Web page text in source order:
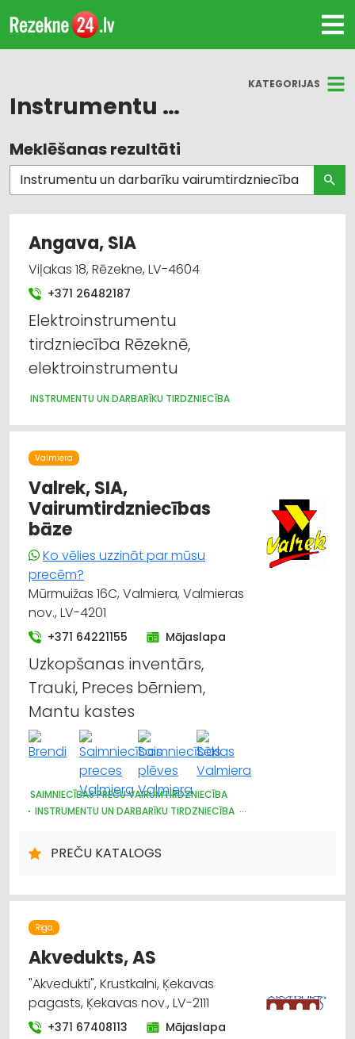
KATEGORIJAS
Instrumentu un darbarīku vairumtirdzniecība
Visas nozares
Instrumentu un darbarīku tirdzniecība
Celtniecības un remonta darbi
Apdares materiāli: tirdzniecība
Apdares materiāli: vairumtirdzniecība
Būvmateriālu, būvkonstrukciju
vairumtirdzniecība
Apdares materiāli: grīdas segumi
Apdares darbi
Auto ķīmija, auto krāsas
Durvis, logi
Meklēšanas rezultāti
Angava, SIA
Viļakas 18, Rēzekne, LV-4604
+371 26482187
Elektroinstrumentu
tirdzniecība Rēzeknē,
elektroinstrumentu
INSTRUMENTU UN DARBARĪKU TIRDZNIECĪBA
Valmiera
Valrek, SIA,
Vairumtirdzniecības
bāze
Ko vēlies uzzināt par mūsu
precēm?
Mūrmuižas 16C, Valmiera, Valmieras
nov., LV-4201
+371 64221155 Mājaslapa
Uzkopšanas inventārs,
Trauki, Preces bērniem,
Mantu kastes
SAIMNIECĪBAS PREČU VAIRUMTIRDZNIECĪBA
INSTRUMENTU UN DARBARĪKU TIRDZNIECĪBA
UN APAVI; TIRDZNIECĪBA
PREČU KATALOGS
Rīga
Akvedukts, AS
"Akvedukti", Krustkalni, Ķekavas
pagasts, Ķekavas nov., LV-2111
+371 67408113 Mājaslapa